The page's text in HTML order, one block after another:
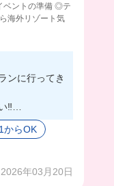
ントの準備 ◎テ
海外リゾート気
ンに行ってき
‼️
時間も人気な
ノリノリで和
毎日日替わり
からOK
2026年03月20日